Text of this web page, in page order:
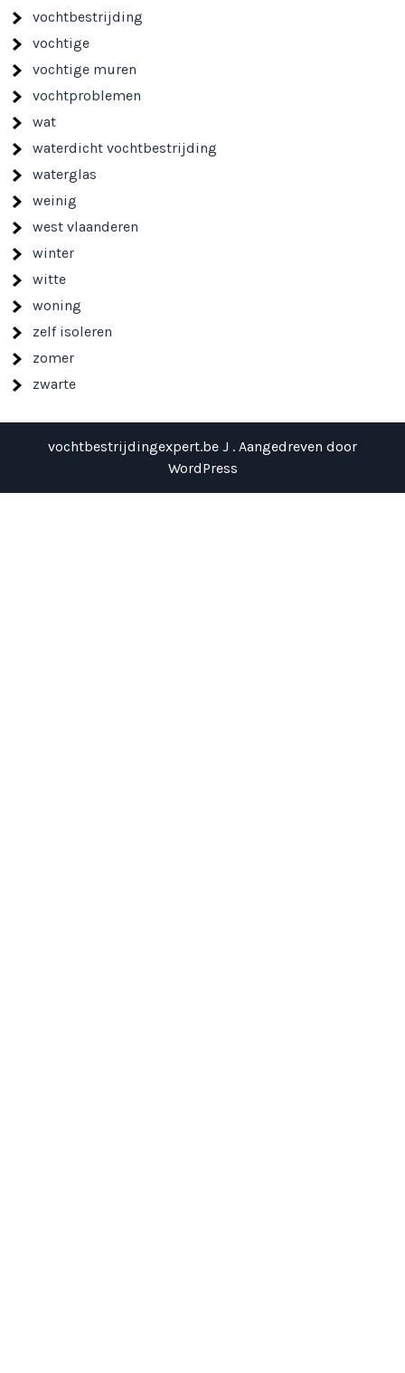
vochtbestrijding
vochtige
vochtige muren
vochtproblemen
wat
waterdicht vochtbestrijding
waterglas
weinig
west vlaanderen
winter
witte
woning
zelf isoleren
zomer
zwarte
vochtbestrijdingexpert.be J . Aangedreven door
WordPress